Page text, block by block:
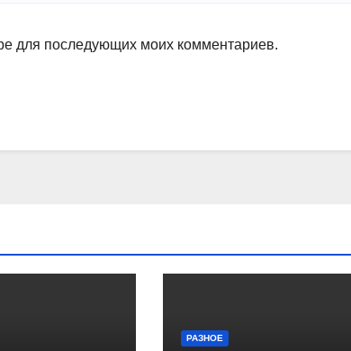
для последующих моих комментариев.
РАЗНОЕ